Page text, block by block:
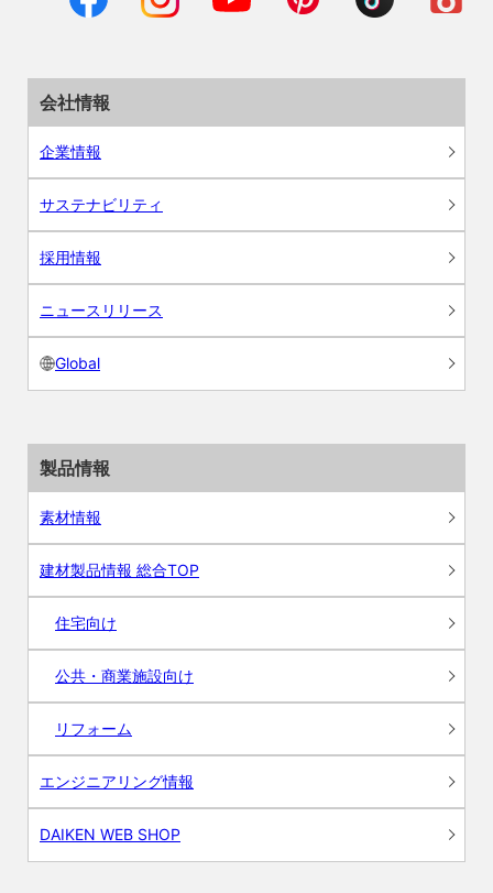
会社情報
企業情報
サステナビリティ
採用情報
ニュースリリース
Global
製品情報
素材情報
建材製品情報 総合TOP
住宅向け
公共・商業施設向け
リフォーム
エンジニアリング情報
DAIKEN WEB SHOP